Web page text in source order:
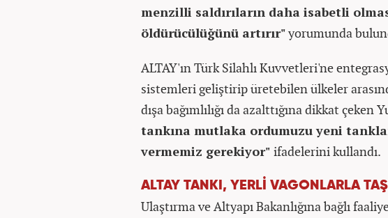
menzilli saldırıların daha isabetli
öldürücülüğünü artırır"yorumunda
ALTAY'ın Türk Silahlı Kuvvetleri'ne
sistemleri geliştirip üretebilen ülkeler
dışa bağımlılığı da azalttığına dikkat çeken
tankına mutlaka ordumuzu yeni
vermemiz gerekiyor" ifadelerini kullandı.
ALTAY TANKI, YERLİ VAGONLARLA
Ulaştırma ve Altyapı Bakanlığına bağlı